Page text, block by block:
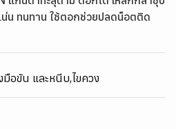
น ทนทาน ใช้ตอกช่วยปลดน็อตติด
มือขัน และหนีบ,ไขควง